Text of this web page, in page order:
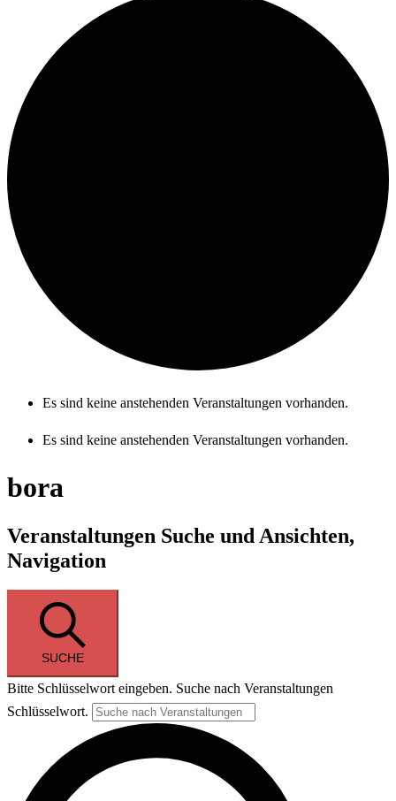
Es sind keine anstehenden Veranstaltungen vorhanden.
Es sind keine anstehenden Veranstaltungen vorhanden.
bora
Veranstaltungen Suche und Ansichten,
Navigation
SUCHE
Bitte Schlüsselwort eingeben. Suche nach Veranstaltungen
Schlüsselwort.